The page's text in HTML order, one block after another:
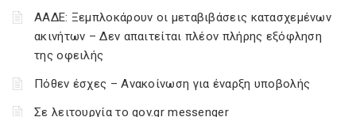
ΑΑΔΕ: Ξεμπλοκάρουν οι μεταβιβάσεις κατασχεμένων
ακινήτων – Δεν απαιτείται πλέον πλήρης εξόφληση
της οφειλής
Πόθεν έσχες – Ανακοίνωση για έναρξη υποβολής
Σε λειτουργία το gov.gr messenger